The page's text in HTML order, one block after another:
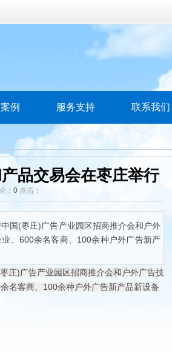
例 服务支持 联系我们
品交易会在枣庄举行
： 0点击：
国(枣庄)广告产业园区招商推介会和户外
、600余名客商、100余种户外广告新产
庄)广告产业园区招商推介会和户外广告技
名客商、100余种户外广告新产品新设备